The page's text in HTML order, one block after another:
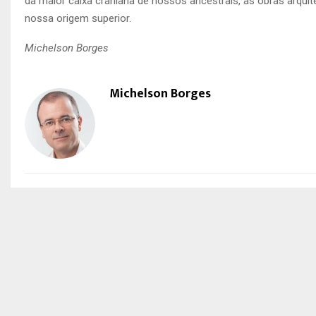
nossa origem superior.
Michelson Borges
Michelson Borges